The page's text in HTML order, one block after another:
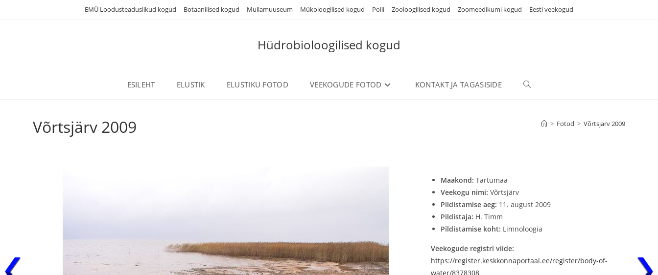
EMÜ Loodusteaduslikud kogud Botaanilised kogud Mullamuuseum Mükoloogilised kogud Polli Zooloogilised kogud Zoomeedikumi kogud Eesti veekogud
Hüdrobioloogilised kogud
ESILEHT ELUSTIK ELUSTIKU FOTOD VEEKOGUDE FOTOD KONTAKT JA TAGASISIDE TOGGLE
Võrtsjärv 2009 > Fotod > Võrtsjärv 2009
Maakond:Tartumaa
Veekogu nimi:Võrtsjärv
Pildistamise aeg: 11. august 2009
Pildistaja: H. Timm
Pildistamise koht: Limnoloogia
Veekogude registri viide:
https://register.keskkonnaportaal.ee/register/body-of-
water/8378308